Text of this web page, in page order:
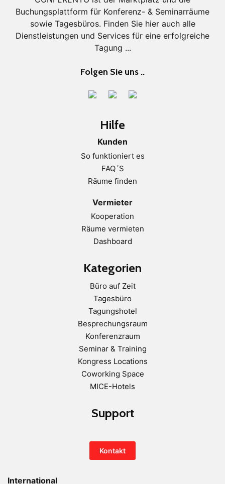
Buchungsplattform für Konferenz- & Seminarräume
sowie Tagesbüros. Finden Sie hier auch alle
Dienstleistungen und Services für eine erfolgreiche
Tagung ...
Folgen Sie uns ..
Hilfe
Kunden
So funktioniert es
FAQ´S
Räume finden
Vermieter
Kooperation
Räume vermieten
Dashboard
Kategorien
Büro auf Zeit
Tagesbüro
Tagungshotel
Besprechungsraum
Konferenzraum
Seminar & Training
Kongress Locations
Coworking Space
MICE-Hotels
Support
Kontakt
International